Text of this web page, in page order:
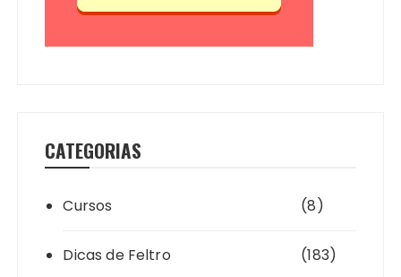
CATEGORIAS
Cursos (8)
Dicas de Feltro (183)